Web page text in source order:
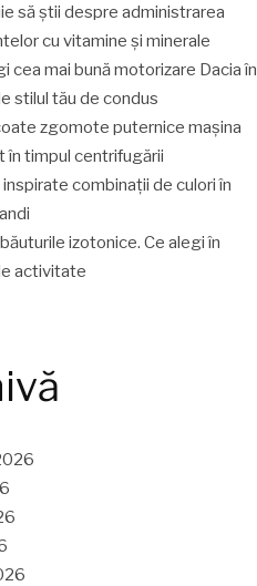
să știi despre administrarea
cu vitamine și minerale
cea mai bună motorizare Dacia în
stilul tău de condus
zgomote puternice mașina
în timpul centrifugării
inspirate combinații de culori în
izotonice. Ce alegi în
activitate